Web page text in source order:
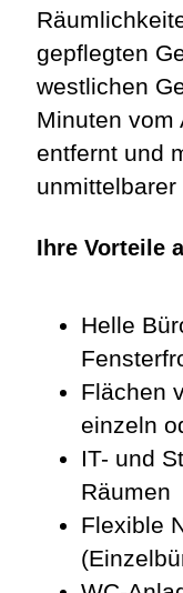
gepflegten
westlichen
Minuten vom
entfernt und
unmittelbarer
Ihre Vorteile
Helle
Flächen
einzeln
IT- und
Räumen
Flexible